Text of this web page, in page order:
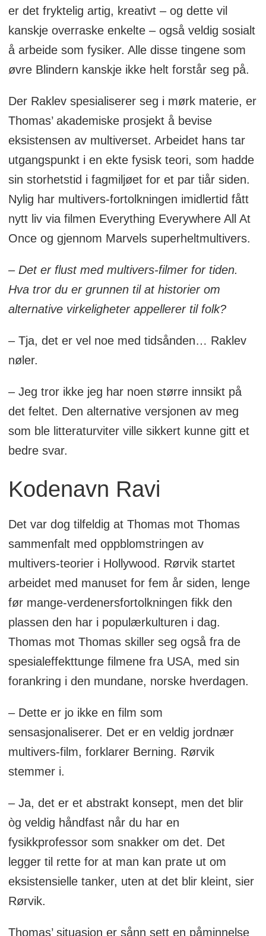
er det fryktelig artig, kreativt – og dette vil
kanskje overraske enkelte – også veldig sosialt
å arbeide som fysiker. Alle disse tingene som
øvre Blindern kanskje ikke helt forstår seg på.
Der Raklev spesialiserer seg i mørk materie, er
Thomas’ akademiske prosjekt å bevise
eksistensen av multiverset. Arbeidet hans tar
utgangspunkt i en ekte fysisk teori, som hadde
sin storhetstid i fagmiljøet for et par tiår siden.
Nylig har multivers-fortolkningen imidlertid fått
nytt liv via filmen Everything Everywhere All At
Once og gjennom Marvels superheltmultivers.
– Det er flust med multivers-filmer for tiden.
Hva tror du er grunnen til at historier om
alternative virkeligheter appellerer til folk?
– Tja, det er vel noe med tidsånden… Raklev
nøler.
– Jeg tror ikke jeg har noen større innsikt på
det feltet. Den alternative versjonen av meg
som ble litteraturviter ville sikkert kunne gitt et
bedre svar.
Kodenavn Ravi
Det var dog tilfeldig at Thomas mot Thomas
sammenfalt med oppblomstringen av
multivers-teorier i Hollywood. Rørvik startet
arbeidet med manuset for fem år siden, lenge
før mange-verdenersfortolkningen fikk den
plassen den har i populærkulturen i dag.
Thomas mot Thomas skiller seg også fra de
spesialeffekttunge filmene fra USA, med sin
forankring i den mundane, norske hverdagen.
– Dette er jo ikke en film som
sensasjonaliserer. Det er en veldig jordnær
multivers-film, forklarer Berning. Rørvik
stemmer i.
– Ja, det er et abstrakt konsept, men det blir
òg veldig håndfast når du har en
fysikkprofessor som snakker om det. Det
legger til rette for at man kan prate ut om
eksistensielle tanker, uten at det blir kleint, sier
Rørvik.
Thomas’ situasjon er sånn sett en påminnelse